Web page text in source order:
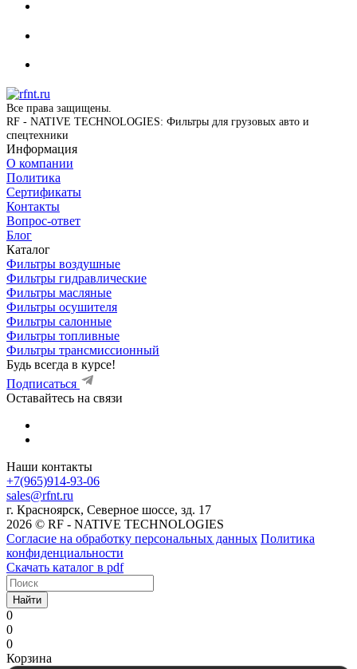
Все права защищены.
RF - NATIVE TECHNOLOGIES: Фильтры для грузовых авто и
спецтехники
Информация
О компании
Политика
Сертификаты
Контакты
Вопрос-ответ
Блог
Каталог
Фильтры воздушные
Фильтры гидравлические
Фильтры масляные
Фильтры осушителя
Фильтры салонные
Фильтры топливные
Фильтры трансмиссионный
Будь всегда в курсе!
Подписаться
Оставайтесь на связи
Наши контакты
+7(965)914-93-06
sales@rfnt.ru
г. Красноярск, Северное шоссе, зд. 17
2026 © RF - NATIVE TECHNOLOGIES
Согласие на обработку персональных данных Политика
конфиденциальности
Скачать каталог в pdf
Найти
0
0
0
Корзина